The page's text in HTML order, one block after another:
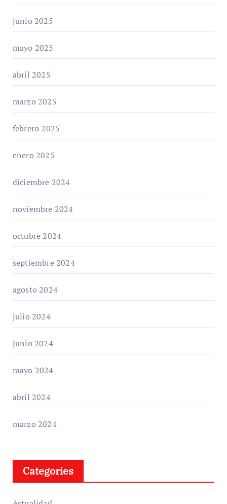
junio 2025
mayo 2025
abril 2025
marzo 2025
febrero 2025
enero 2025
diciembre 2024
noviembre 2024
octubre 2024
septiembre 2024
agosto 2024
julio 2024
junio 2024
mayo 2024
abril 2024
marzo 2024
Categories